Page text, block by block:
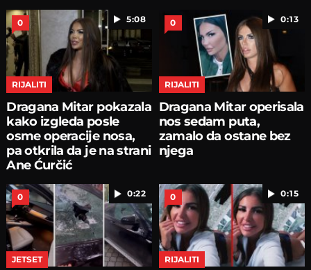
5:08
0
RIJALITI
Dragana Mitar pokazala
kako izgleda posle
osme operacije nosa,
pa otkrila da je na strani
Ane Ćurčić
0:13
0
RIJALITI
Dragana Mitar operisala
nos sedam puta,
zamalo da ostane bez
njega
0:22
0
JETSET
0:15
0
RIJALITI